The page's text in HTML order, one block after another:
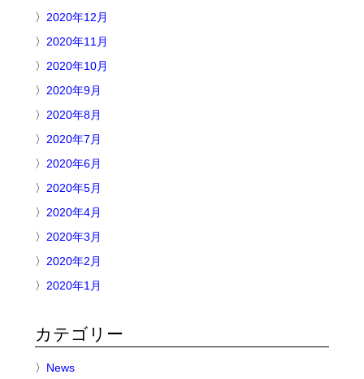
2020年12月
2020年11月
2020年10月
2020年9月
2020年8月
2020年7月
2020年6月
2020年5月
2020年4月
2020年3月
2020年2月
2020年1月
カテゴリー
News